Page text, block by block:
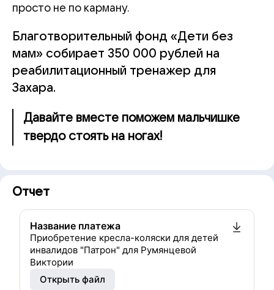
просто не по карману.
Благотворительный фонд «Дети без
мам» собирает 350 000 рублей на
реабилитационный тренажер для
Захара.
Давайте вместе поможем мальчишке
твердо стоять на ногах!
Отчет
Название платежа
Приобретение кресла-коляски для детей
инвалидов "Патрон" для Румянцевой
Виктории
Открыть файл